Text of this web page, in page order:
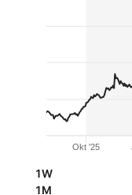
Okt '25
1W
1M